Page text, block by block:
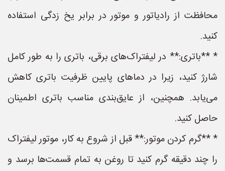
محافظت از رادیاتور و موتور در برابر یخ زدگی استفاده
کنید.
* **باتری:** در لیفتراک‌های برقی، باتری را به طور کامل
شارژ کنید، زیرا در دماهای پایین ظرفیت باتری کاهش
می‌یابد. همچنین، از عایق‌بندی مناسب باتری اطمینان
حاصل کنید.
* **گرم کردن موتور:** قبل از شروع به کار، موتور لیفتراک
را چند دقیقه گرم کنید تا روغن به تمام قسمت‌ها برسد و